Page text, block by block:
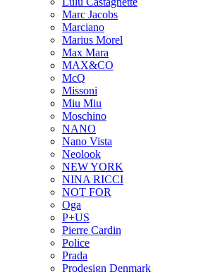
Marc Jacobs
Marciano
Marius Morel
Max Mara
MAX&CO
McQ
Missoni
Miu Miu
Moschino
NANO
Nano Vista
Neolook
NEW YORK
NINA RICCI
NOT FOR
Oga
P+US
Pierre Cardin
Police
Prada
Prodesign Denmark